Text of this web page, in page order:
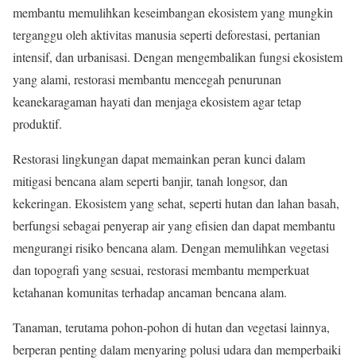
membantu memulihkan keseimbangan ekosistem yang mungkin
terganggu oleh aktivitas manusia seperti deforestasi, pertanian
intensif, dan urbanisasi. Dengan mengembalikan fungsi ekosistem
yang alami, restorasi membantu mencegah penurunan
keanekaragaman hayati dan menjaga ekosistem agar tetap
produktif.
Restorasi lingkungan dapat memainkan peran kunci dalam
mitigasi bencana alam seperti banjir, tanah longsor, dan
kekeringan. Ekosistem yang sehat, seperti hutan dan lahan basah,
berfungsi sebagai penyerap air yang efisien dan dapat membantu
mengurangi risiko bencana alam. Dengan memulihkan vegetasi
dan topografi yang sesuai, restorasi membantu memperkuat
ketahanan komunitas terhadap ancaman bencana alam.
Tanaman, terutama pohon-pohon di hutan dan vegetasi lainnya,
berperan penting dalam menyaring polusi udara dan memperbaiki